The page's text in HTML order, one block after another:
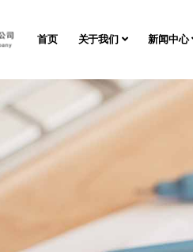
首页 关于我们 新闻中心